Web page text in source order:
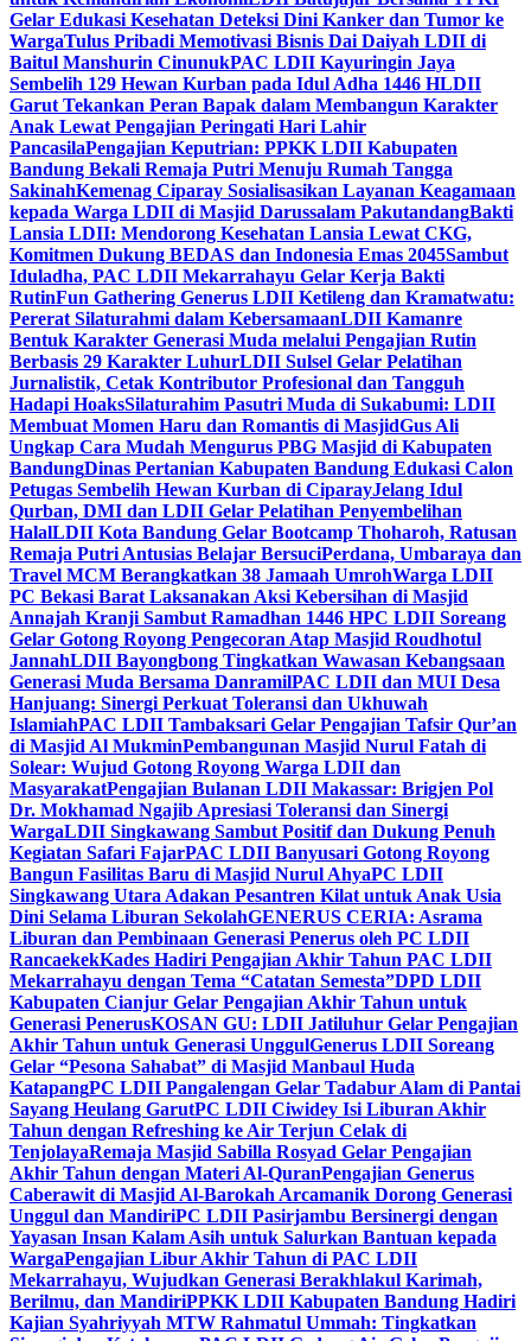
Gelar Edukasi Kesehatan Deteksi Dini Kanker dan Tumor ke
WargaTulus Pribadi Memotivasi Bisnis Dai Daiyah LDII di
Baitul Manshurin CinunukPAC LDII Kayuringin Jaya
Sembelih 129 Hewan Kurban pada Idul Adha 1446 HLDII
Garut Tekankan Peran Bapak dalam Membangun Karakter
Anak Lewat Pengajian Peringati Hari Lahir
PancasilaPengajian Keputrian: PPKK LDII Kabupaten
Bandung Bekali Remaja Putri Menuju Rumah Tangga
SakinahKemenag Ciparay Sosialisasikan Layanan Keagamaan
kepada Warga LDII di Masjid Darussalam PakutandangBakti
Lansia LDII: Mendorong Kesehatan Lansia Lewat CKG,
Komitmen Dukung BEDAS dan Indonesia Emas 2045Sambut
Iduladha, PAC LDII Mekarrahayu Gelar Kerja Bakti
RutinFun Gathering Generus LDII Ketileng dan Kramatwatu:
Pererat Silaturahmi dalam KebersamaanLDII Kamanre
Bentuk Karakter Generasi Muda melalui Pengajian Rutin
Berbasis 29 Karakter LuhurLDII Sulsel Gelar Pelatihan
Jurnalistik, Cetak Kontributor Profesional dan Tangguh
Hadapi HoaksSilaturahim Pasutri Muda di Sukabumi: LDII
Membuat Momen Haru dan Romantis di MasjidGus Ali
Ungkap Cara Mudah Mengurus PBG Masjid di Kabupaten
BandungDinas Pertanian Kabupaten Bandung Edukasi Calon
Petugas Sembelih Hewan Kurban di CiparayJelang Idul
Qurban, DMI dan LDII Gelar Pelatihan Penyembelihan
HalalLDII Kota Bandung Gelar Bootcamp Thoharoh, Ratusan
Remaja Putri Antusias Belajar BersuciPerdana, Umbaraya dan
Travel MCM Berangkatkan 38 Jamaah UmrohWarga LDII
PC Bekasi Barat Laksanakan Aksi Kebersihan di Masjid
Annajah Kranji Sambut Ramadhan 1446 HPC LDII Soreang
Gelar Gotong Royong Pengecoran Atap Masjid Roudhotul
JannahLDII Bayongbong Tingkatkan Wawasan Kebangsaan
Generasi Muda Bersama DanramilPAC LDII dan MUI Desa
Hanjuang: Sinergi Perkuat Toleransi dan Ukhuwah
IslamiahPAC LDII Tambaksari Gelar Pengajian Tafsir Qur’an
di Masjid Al MukminPembangunan Masjid Nurul Fatah di
Solear: Wujud Gotong Royong Warga LDII dan
MasyarakatPengajian Bulanan LDII Makassar: Brigjen Pol
Dr. Mokhamad Ngajib Apresiasi Toleransi dan Sinergi
WargaLDII Singkawang Sambut Positif dan Dukung Penuh
Kegiatan Safari FajarPAC LDII Banyusari Gotong Royong
Bangun Fasilitas Baru di Masjid Nurul AhyaPC LDII
Singkawang Utara Adakan Pesantren Kilat untuk Anak Usia
Dini Selama Liburan SekolahGENERUS CERIA: Asrama
Liburan dan Pembinaan Generasi Penerus oleh PC LDII
RancaekekKades Hadiri Pengajian Akhir Tahun PAC LDII
Mekarrahayu dengan Tema “Catatan Semesta”DPD LDII
Kabupaten Cianjur Gelar Pengajian Akhir Tahun untuk
Generasi PenerusKOSAN GU: LDII Jatiluhur Gelar Pengajian
Akhir Tahun untuk Generasi UnggulGenerus LDII Soreang
Gelar “Pesona Sahabat” di Masjid Manbaul Huda
KatapangPC LDII Pangalengan Gelar Tadabur Alam di Pantai
Sayang Heulang GarutPC LDII Ciwidey Isi Liburan Akhir
Tahun dengan Refreshing ke Air Terjun Celak di
TenjolayaRemaja Masjid Sabilla Rosyad Gelar Pengajian
Akhir Tahun dengan Materi Al-QuranPengajian Generus
Caberawit di Masjid Al-Barokah Arcamanik Dorong Generasi
Unggul dan MandiriPC LDII Pasirjambu Bersinergi dengan
Yayasan Insan Kalam Asih untuk Salurkan Bantuan kepada
WargaPengajian Libur Akhir Tahun di PAC LDII
Mekarrahayu, Wujudkan Generasi Berakhlakul Karimah,
Berilmu, dan MandiriPPKK LDII Kabupaten Bandung Hadiri
Kajian Syahriyyah MTW Rahmatul Ummah: Tingkatkan